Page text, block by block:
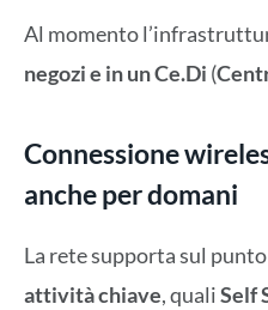
Al momento
negozie in un Ce.Di (
Connessione
anche per domani
La rete supporta sul
attività chiave, qualiSelf